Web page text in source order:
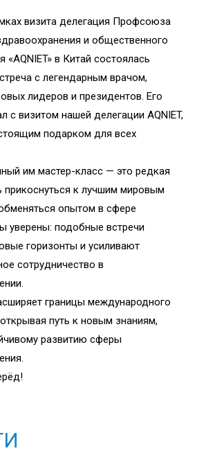
визита делегация Профсоюза
и общественного
«AQNIET» в Китай состоялась
с легендарным врачом,
лидеров и президентов. Его
с визитом нашей делегации AQNIET,
подарком для всех
им мастер-класс — это редкая
к лучшим мировым
опытом в сфере
уверены: подобные встречи
горизонты и усиливают
сотрудничество в
границы международного
открывая путь к новым знаниям,
развитию сферы